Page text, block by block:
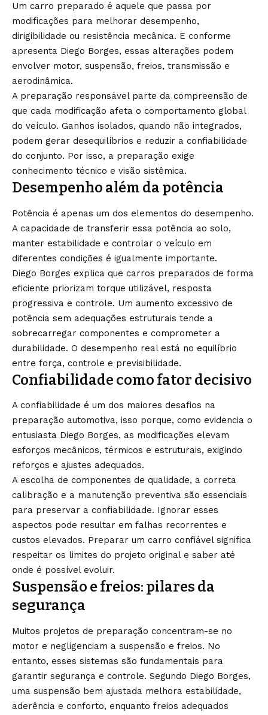
Um carro preparado é aquele que passa por
modificações para melhorar desempenho,
dirigibilidade ou resistência mecânica. E conforme
apresenta Diego Borges, essas alterações podem
envolver motor, suspensão, freios, transmissão e
aerodinâmica.
A preparação responsável parte da compreensão de
que cada modificação afeta o comportamento global
do veículo. Ganhos isolados, quando não integrados,
podem gerar desequilíbrios e reduzir a confiabilidade
do conjunto. Por isso, a preparação exige
conhecimento técnico e visão sistêmica.
Desempenho além da potência
Potência é apenas um dos elementos do desempenho.
A capacidade de transferir essa potência ao solo,
manter estabilidade e controlar o veículo em
diferentes condições é igualmente importante.
Diego Borges explica que carros preparados de forma
eficiente priorizam torque utilizável, resposta
progressiva e controle. Um aumento excessivo de
potência sem adequações estruturais tende a
sobrecarregar componentes e comprometer a
durabilidade. O desempenho real está no equilíbrio
entre força, controle e previsibilidade.
Confiabilidade como fator decisivo
A confiabilidade é um dos maiores desafios na
preparação automotiva, isso porque, como evidencia o
entusiasta Diego Borges, as modificações elevam
esforços mecânicos, térmicos e estruturais, exigindo
reforços e ajustes adequados.
A escolha de componentes de qualidade, a correta
calibração e a manutenção preventiva são essenciais
para preservar a confiabilidade. Ignorar esses
aspectos pode resultar em falhas recorrentes e
custos elevados. Preparar um carro confiável significa
respeitar os limites do projeto original e saber até
onde é possível evoluir.
Suspensão e freios: pilares da
segurança
Muitos projetos de preparação concentram-se no
motor e negligenciam a suspensão e freios. No
entanto, esses sistemas são fundamentais para
garantir segurança e controle. Segundo Diego Borges,
uma suspensão bem ajustada melhora estabilidade,
aderência e conforto, enquanto freios adequados